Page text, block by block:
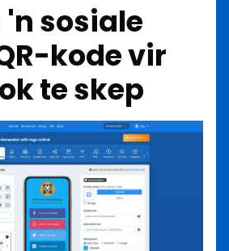
'n sosiale
kode vir
te skep